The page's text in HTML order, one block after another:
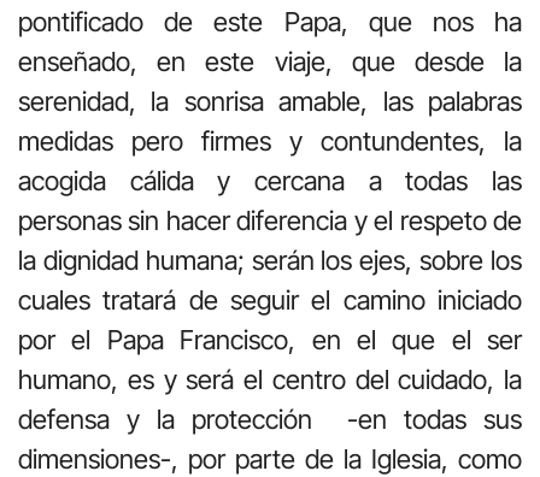
pontificado de este Papa, que nos ha
enseñado, en este viaje, que desde la
serenidad, la sonrisa amable, las palabras
medidas pero firmes y contundentes, la
acogida cálida y cercana a todas las
personas sin hacer diferencia y el respeto de
la dignidad humana; serán los ejes, sobre los
cuales tratará de seguir el camino iniciado
por el Papa Francisco, en el que el ser
humano, es y será el centro del cuidado, la
defensa y la protección
-en todas sus
dimensiones-, por parte de la Iglesia, como